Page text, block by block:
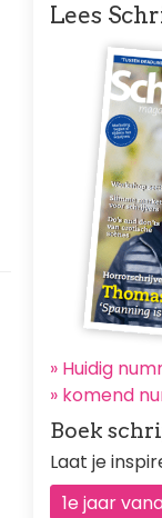
Lees
» Huidig
» komend
Boek
Laat je
1e jaar